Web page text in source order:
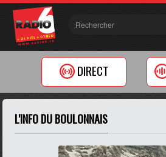
DIRECT
L'INFO DU BOULONNAIS